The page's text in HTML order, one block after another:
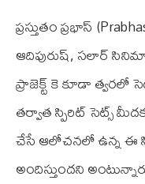
ప్రస్తుతం ప్రభాస్
ఆదిపురుష్, సలార్
ప్రాజెక్ట్ కె కూడా త్వరలో
తర్వాత స్పిరిట్ సెట్స్
చేసే ఆలోచనలో ఉన్న ఈ
అందిస్తుందని